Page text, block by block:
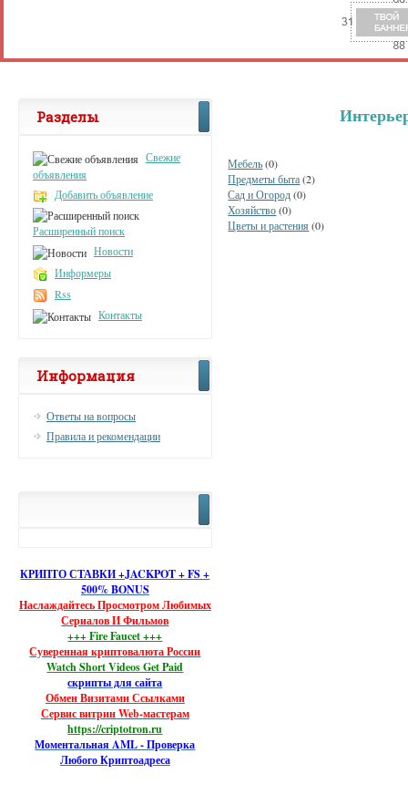
Мебель(0)
Предметы быта(2)
Сад и Огород(0)
Хозяйство(0)
Цветы и растения (0)
Разделы
Свежие
объявления
Добавить объявление
Расширенный поиск
Новости
Информеры
Rss
Контакты
Информация
Ответы на вопросы
Правила и рекомендации
КРИПТО СТАВКИ +JACKPOT + FS +
500% BONUS
Наслаждайтесь Просмотром Любимых
Сериалов И Фильмов
+++ Fire Faucet +++
Суверенная криптовалюта России
Watch Short Videos Get Paid
скрипты для сайта
Обмен Визитами Ссылками
Сервис витрин Web-мастерам
https://criptotron.ru
Моментальная AML - Проверка
Любого Криптоадреса